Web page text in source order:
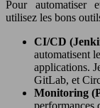
Pour automatiser
utilisez les bons
CI/CD
automatisent
applications.
GitLab, et
Monitoring